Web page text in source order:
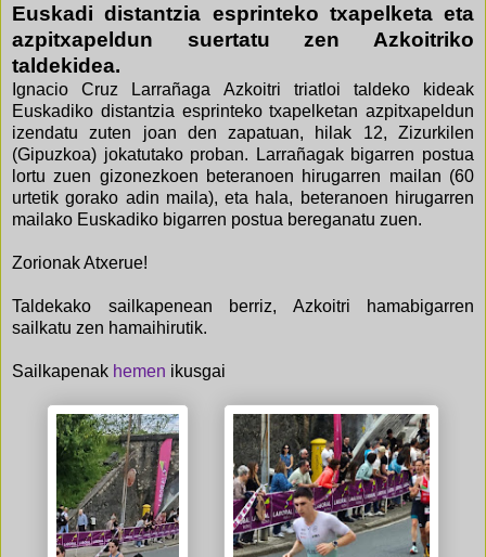
Euskadi distantzia esprinteko txapelketa eta
azpitxapeldun suertatu zen Azkoitriko
taldekidea.
Ignacio Cruz Larrañaga Azkoitri triatloi taldeko kideak
Euskadiko distantzia esprinteko txapelketan azpitxapeldun
izendatu zuten joan den zapatuan, hilak 12, Zizurkilen
(Gipuzkoa) jokatutako proban. Larrañagak bigarren postua
lortu zuen gizonezkoen beteranoen hirugarren mailan (60
urtetik gorako adin maila), eta hala, beteranoen hirugarren
mailako Euskadiko bigarren postua bereganatu zuen.
Zorionak Atxerue!
Taldekako sailkapenean berriz, Azkoitri hamabigarren
sailkatu zen hamaihirutik.
Sailkapenak hemen ikusgai